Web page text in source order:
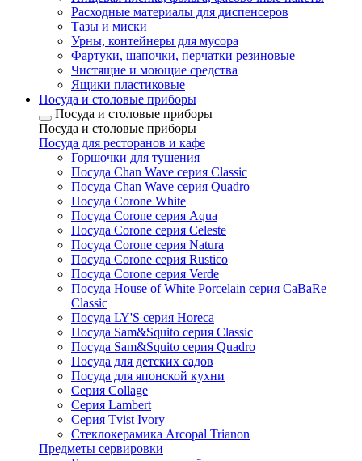
Расходные материалы для диспенсеров
Тазы и миски
Урны, контейнеры для мусора
Фартуки, шапочки, перчатки резиновые
Чистящие и моющие средства
Ящики пластиковые
Посуда и столовые приборы
Посуда и столовые приборы
Посуда и столовые приборы
Посуда для ресторанов и кафе
Горшочки для тушения
Посуда Chan Wave серия Classic
Посуда Chan Wave серия Quadro
Посуда Corone White
Посуда Corone серия Aqua
Посуда Corone серия Celeste
Посуда Corone серия Natura
Посуда Corone серия Rustico
Посуда Corone серия Verde
Посуда House of White Porcelain серия CaBaRe
Classic
Посуда LY'S серия Horeca
Посуда Sam&Squito серия Classic
Посуда Sam&Squito серия Quadro
Посуда для детских садов
Посуда для японской кухни
Серия Collage
Серия Lambert
Серия Tvist Ivory
Стеклокерамика Arcopal Trianon
Предметы сервировки